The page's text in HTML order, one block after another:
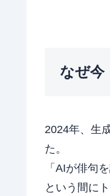
なぜ今
2024年、生
た。
「AIが俳句
という間に